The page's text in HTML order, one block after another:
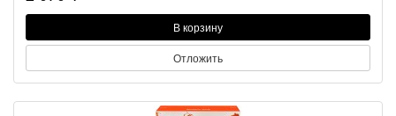
В корзину
Отложить